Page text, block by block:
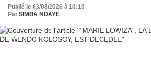
Publié le 03/08/2026 à 10:10
Par SIMBA NDAYE